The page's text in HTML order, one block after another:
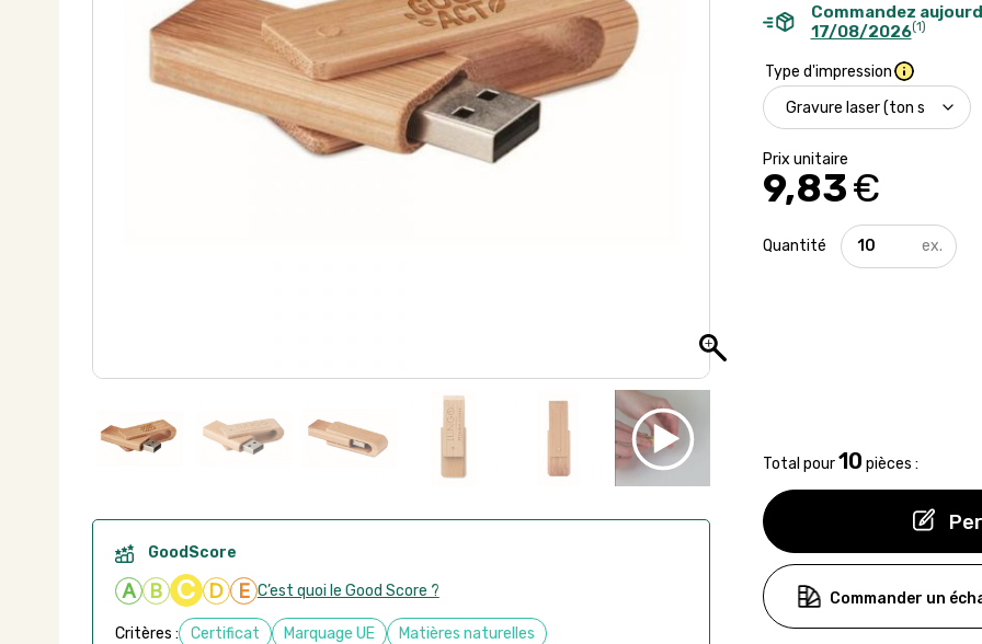
Commandez
17/08/2026(1)
Type d'impression
9,83€
quantité
de
Total pour10 pièces :
Commander un
GoodScore
A B C D E C’est quoi le Good Score ?
Critères : Certificat Marquage UE Matières naturelles